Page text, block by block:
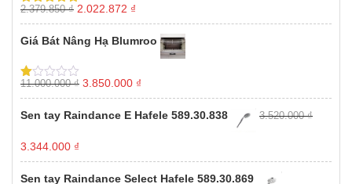
Được xếp
hạng5.005
sao
2.379.850₫ Giá
gốc
2.379.850 ₫.
2.022.872 ₫
hiện
Giá Bát Nâng Hạ Blumroo
Được
xếp
hạng
1.00
sao
11.000.000₫ Giá
gốc
là:
3.850.000 ₫
hiện
tại
Sen tay Raindance E Hafele 589.30.838 3.520.000₫
Giá
gốc
là:
3.344.000 ₫
hiện
tại
Sen tay Raindance Select Hafele 589.30.869